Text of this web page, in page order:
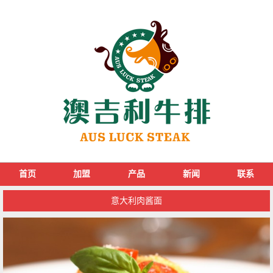
首页 加盟 产品 新闻 联系
意大利肉酱面